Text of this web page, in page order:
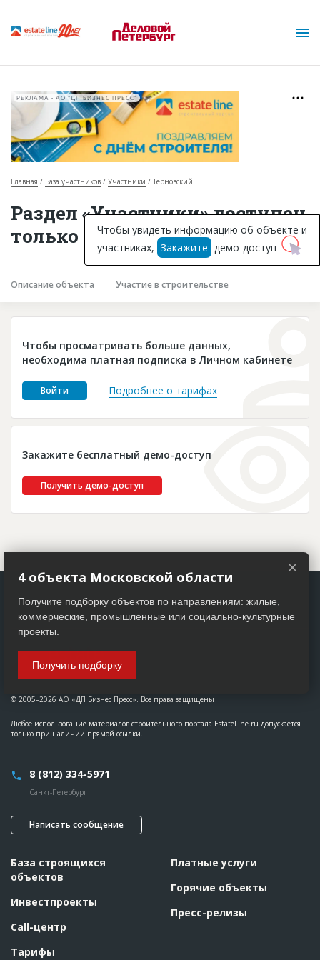
Горячие объекты
База строящихся объектов
Инвестпроекты
Глоссарий
Платные услуги
Пресс-релизы
РЕКЛАМА • АО "ДП БИЗНЕС ПРЕСС"
Главная База участников Участники Терновский
Раздел «Участники» доступен
только подписчикам
Описание объекта Участие в строительстве
Чтобы просматривать больше данных,
необходима платная подписка в Личном кабинете
Войти Подробнее о тарифах
Закажите бесплатный демо-доступ
Получить демо-доступ
Чтобы увидеть информацию об объекте и
участниках, Закажите демо-доступ
© 2005–2026 АО «ДП Бизнес Пресс». Все права защищены
Любое использование материалов строительного портала EstateLine.ru допускается
только при наличии прямой ссылки.
8 (812) 334-5971
Санкт-Петербург
Написать сообщение
База строящихся
объектов
Инвестпроекты
Call-центр
Тарифы
Платные услуги
Горячие объекты
Пресс-релизы
×
4 объекта Московской области
Получите подборку объектов по направлениям: жилые,
коммерческие, промышленные или социально-культурные
проекты.
Получить подборку